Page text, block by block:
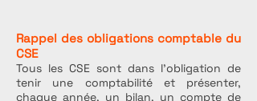
Rappel des obligations comptable du
CSE
Tous les CSE sont dans l’obligation de
tenir une comptabilité et présenter,
chaque année, un bilan, un compte de